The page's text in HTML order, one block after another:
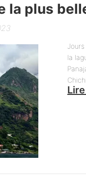
la plus
la